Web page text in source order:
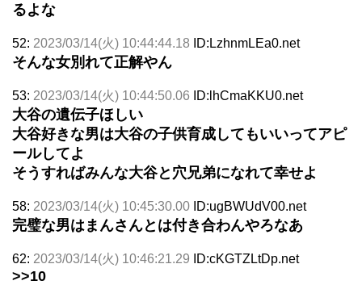
るよな
52: 2023/03/14(火) 10:44:44.18 ID:LzhnmLEa0.net
そんな女別れて正解やん
53: 2023/03/14(火) 10:44:50.06 ID:lhCmaKKU0.net
大谷の遺伝子ほしい
大谷好きな男は大谷の子供育成してもいいってアピ
ールしてよ
そうすればみんな大谷と穴兄弟になれて幸せよ
58: 2023/03/14(火) 10:45:30.00 ID:ugBWUdV00.net
完璧な男はまんさんとは付き合わんやろなあ
62: 2023/03/14(火) 10:46:21.29 ID:cKGTZLtDp.net
>>10